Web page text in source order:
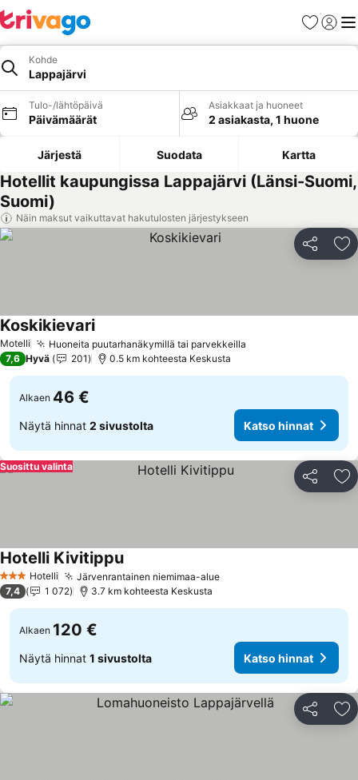
Suosikit
Kohde
Lappajärvi
Tulo-/lähtöpäivä
Päivämäärät
Asiakkaat ja huoneet
2 asiakasta, 1 huone
Järjestä Suodata Kartta
Hotellit kaupungissa Lappajärvi (Länsi-Suomi,
Suomi)
Näin maksut vaikuttavat hakutulosten järjestykseen
Jaa
Motelli Huoneita puutarhanäkymillä tai parvekkeilla
Koskikievari
7,6 Hyvä 201 0.5 km kohteesta Keskusta
Alkaen 46 €
Näytä hinnat 2 sivustolta Katso hinnat
Jaa
Suosittu valinta
3 Tähtiluokitus
Hotelli Järvenrantainen niemimaa-alue
Hotelli Kivitippu
7,4 1 072 3.7 km kohteesta Keskusta
Alkaen 120 €
Näytä hinnat 1 sivustolta Katso hinnat
Jaa